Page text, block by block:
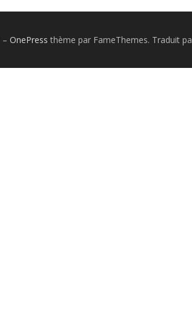
– OnePress thème par FameThemes. Traduit